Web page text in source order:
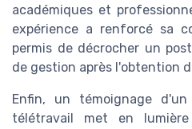
académiques et
expérience a renforcé sa
permis de décrocher un
de gestion après l'obtention
Enfin, un témoignage
télétravail met en